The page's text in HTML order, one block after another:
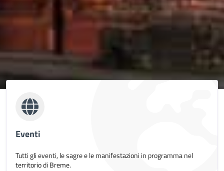
Eventi
Tutti gli eventi, le sagre e le manifestazioni in programma nel
territorio di Breme.